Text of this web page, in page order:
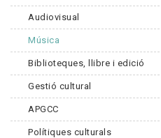
Audiovisual
Música
Biblioteques, llibre i edició
Gestió cultural
APGCC
Polítiques culturals